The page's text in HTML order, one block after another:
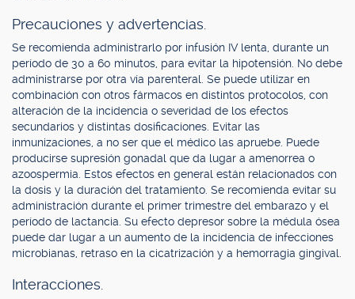
Precauciones y advertencias.
Se recomienda administrarlo por infusión IV lenta, durante un
período de 30 a 60 minutos, para evitar la hipotensión. No debe
administrarse por otra vía parenteral. Se puede utilizar en
combinación con otros fármacos en distintos protocolos, con
alteración de la incidencia o severidad de los efectos
secundarios y distintas dosificaciones. Evitar las
inmunizaciones, a no ser que el médico las apruebe. Puede
producirse supresión gonadal que da lugar a amenorrea o
azoospermia. Estos efectos en general están relacionados con
la dosis y la duración del tratamiento. Se recomienda evitar su
administración durante el primer trimestre del embarazo y el
período de lactancia. Su efecto depresor sobre la médula ósea
puede dar lugar a un aumento de la incidencia de infecciones
microbianas, retraso en la cicatrización y a hemorragia gingival.
Interacciones.